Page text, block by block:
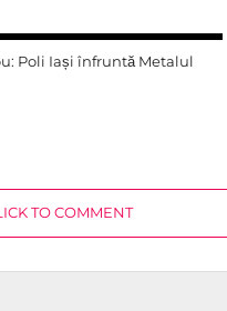
Poli Iași înfruntă Metalul
TO COMMENT